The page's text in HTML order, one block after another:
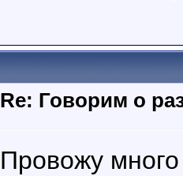
Re: Говорим о
Провожу